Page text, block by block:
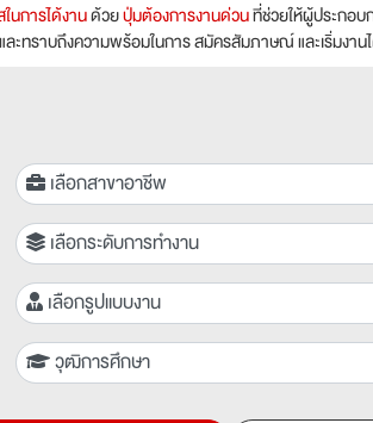
นการได้งานด้วยปุ่มต้องการงานด่วนที่ช่วยให้ผู้ประกอบ
และทราบถึงความพร้อมในการ สมัครสัมภาษณ์ และเริ่มงา
เลือกสาขาอาชีพ
เลือกระดับการทำงาน
เลือกรูปแบบงาน
วุฒิการศึกษา